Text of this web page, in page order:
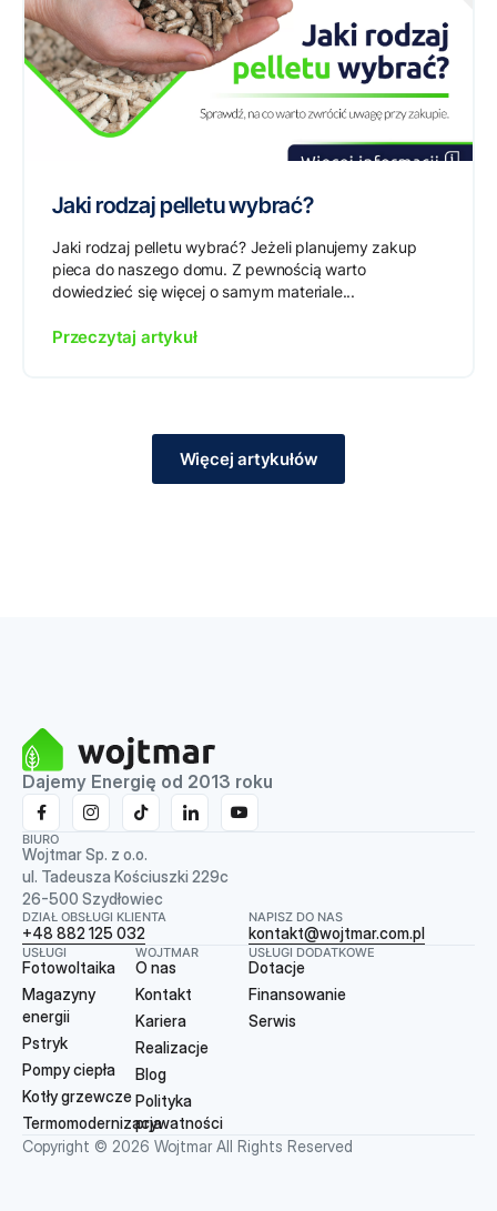
Jaki rodzaj pelletu wybrać?
Jaki rodzaj pelletu wybrać? Jeżeli planujemy zakup
pieca do naszego domu. Z pewnością warto
dowiedzieć się więcej o samym materiale...
Przeczytaj artykuł
Więcej artykułów
Dajemy Energię od 2013 roku
BIURO
Wojtmar Sp. z o.o.
ul. Tadeusza Kościuszki 229c
26-500 Szydłowiec
DZIAŁ OBSŁUGI KLIENTA
+48 882 125 032
NAPISZ DO NAS
kontakt@wojtmar.com.pl
USŁUGI
Fotowoltaika
Magazyny
energii
Pstryk
Pompy ciepła
Kotły grzewcze
Termomodernizacja
WOJTMAR
O nas
Kontakt
Kariera
Realizacje
Blog
Polityka
prywatności
USŁUGI DODATKOWE
Dotacje
Finansowanie
Serwis
Copyright © 2026 Wojtmar All Rights Reserved